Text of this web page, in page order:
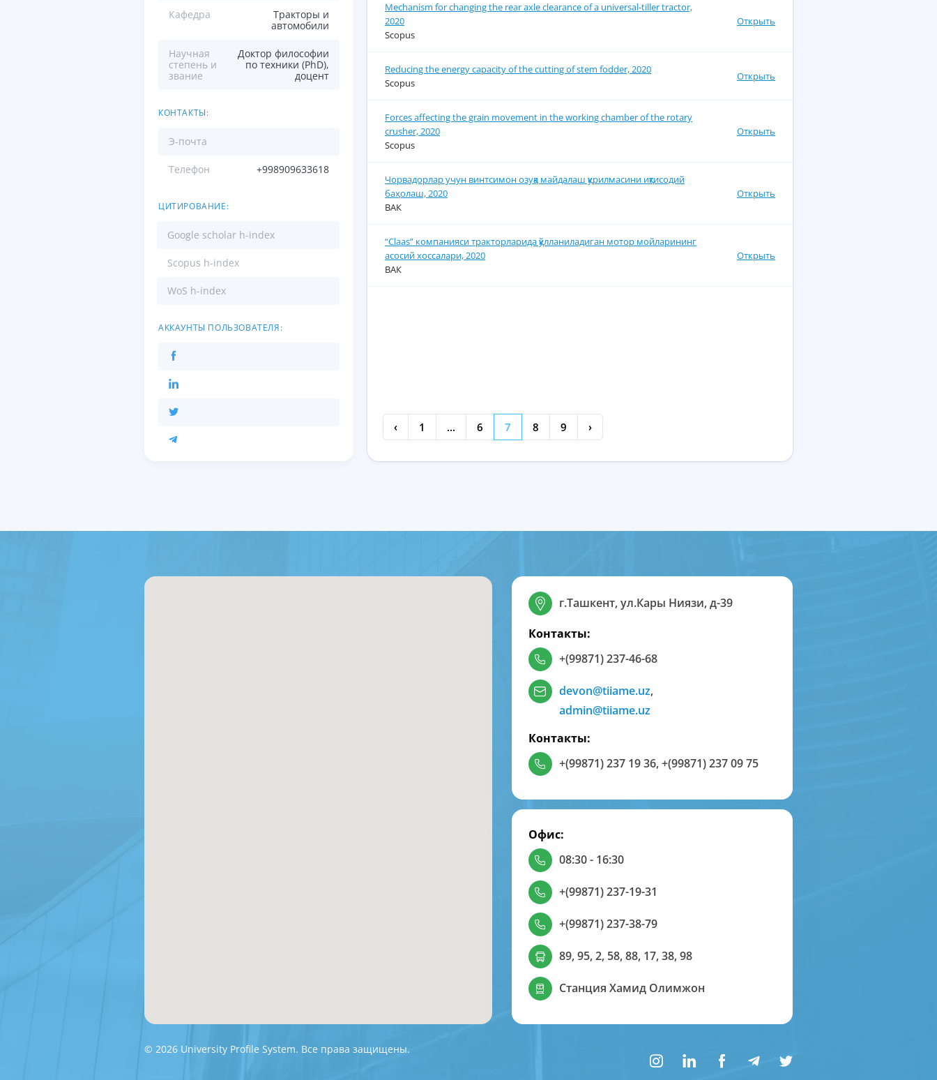
Кафедра
Тракторы и
автомобили
Научная
степень и
звание
Доктор философии
по техники (PhD),
доцент
КОНТАКТЫ:
Э-почта
Телефон +998909633618
ЦИТИРОВАНИЕ:
Google scholar h-index
Scopus h-index
WoS h-index
АККАУНТЫ ПОЛЬЗОВАТЕЛЯ:
Mechanism for changing the rear axle clearance of a universal-tiller tractor,
2020
Scopus
Открыть
Reducing the energy capacity of the cutting of stem fodder, 2020
Scopus
Открыть
Forces affecting the grain movement in the working chamber of the rotary
crusher, 2020
Scopus
Открыть
Чорвадорлар учун винтсимон озуқа майдалаш қурилмасини иқтисодий
баҳолаш, 2020
ВАК
Открыть
“Сlaas” компанияси тракторларида қўлланиладиган мотор мойларининг
асосий хоссалари, 2020
ВАК
Открыть
‹ 1 ... 6 7 8 9 ›
г.Ташкент, ул.Кары Ниязи, д-39
Контакты:
+(99871) 237-46-68
devon@tiiame.uz,
admin@tiiame.uz
Контакты:
+(99871) 237 19 36,+(99871) 237 09 75
Офис:
08:30 - 16:30
+(99871) 237-19-31
+(99871) 237-38-79
89, 95, 2, 58, 88, 17, 38, 98
Станция Хамид Олимжон
© 2026 University Profile System. Все права защищены.